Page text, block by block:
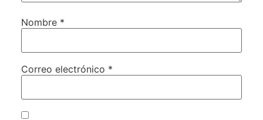
Nombre *
Correo electrónico *